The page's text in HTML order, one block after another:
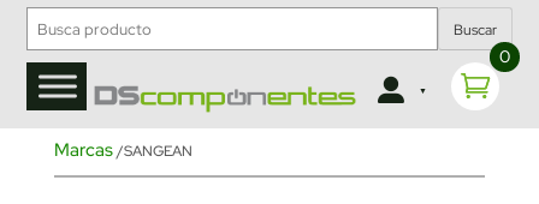
Buscar
0
Marcas/SANGEAN